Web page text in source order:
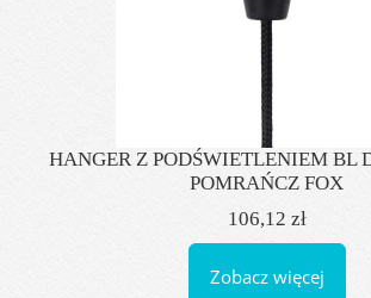
HANGER Z PODŚWIETLENIEM BL
POMRAŃCZ FOX
106,12 zł
Zobacz więcej